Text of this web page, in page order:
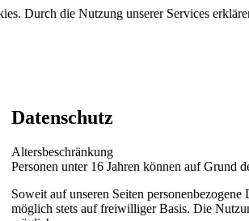
Durch die Nutzung unserer Services
Datenschutz
Altersbeschränkung
Personen unter 16 Jahren können auf Grund
Soweit auf unseren Seiten
möglich stets auf freiwilliger Basis. Die